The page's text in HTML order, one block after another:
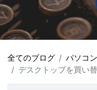
全てのブログ
パソコ
デスクトップを買い